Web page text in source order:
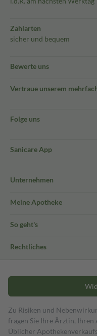
Zahlarten
sicher und bequem
Bewerte uns
Vertraue unserem
Folge uns
Sanicare App
Unternehmen
Meine Apotheke
So geht's
Rechtliches
Zu Risiken und
fragen Sie Ihre Ärztin,
Üblicher